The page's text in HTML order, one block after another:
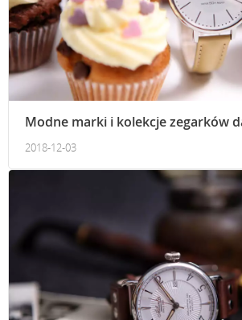
Modne marki i kolekcje zegarków
2018-12-03